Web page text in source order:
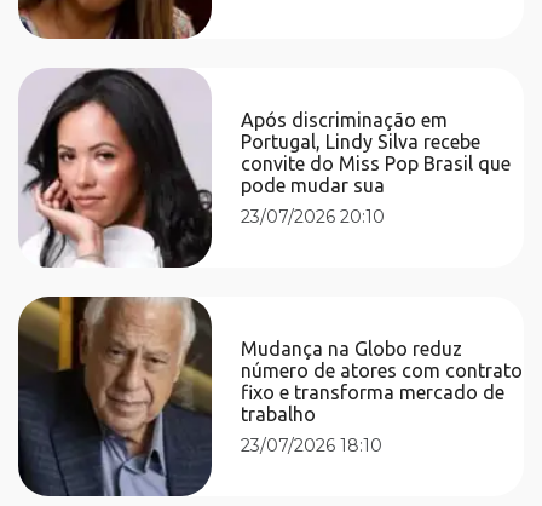
Após discriminação em
Portugal, Lindy Silva recebe
convite do Miss Pop Brasil que
pode mudar sua
23/07/2026 20:10
Mudança na Globo reduz
número de atores com contrato
fixo e transforma mercado de
trabalho
23/07/2026 18:10